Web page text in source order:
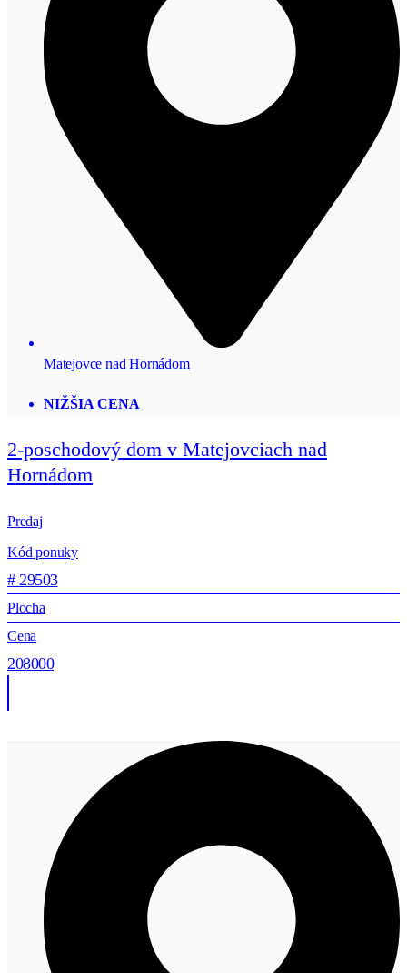
Matejovce nad Hornádom
NIŽŠIA CENA
2-poschodový dom v Matejovciach nad
Hornádom
Predaj
Kód ponuky
# 29503
Plocha
Cena
208000